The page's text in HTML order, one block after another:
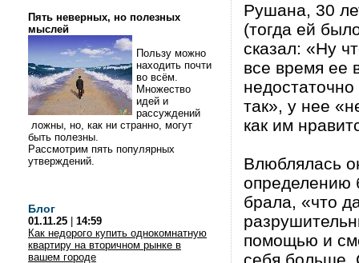
Пять неверных, но полезных
мыслей
Пользу можно
находить почти
во всём.
Множество
идей и
рассуждений
ложны, но, как ни странно, могут
быть полезны.
Рассмотрим пять популярных
утверждений.
Блог
01.11.25
14:59
Как недорого купить однокомнатную
квартиру на вторичном рынке в
вашем городе
Рушана, 30
(тогда ей
сказал: «Ну
все время ее
так», у нее
как им
Влюблялась
определению
брала, «что
помощью и